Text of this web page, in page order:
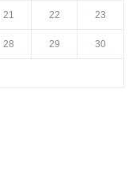
21 22 23
28 29 30